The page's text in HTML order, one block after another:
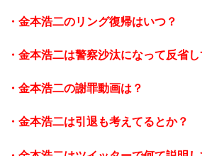
・金本浩二のリング復帰はいつ？
・金本浩二は警察沙汰になって反省し
・金本浩二の謝罪動画は？
・金本浩二は引退も考えてるとか？